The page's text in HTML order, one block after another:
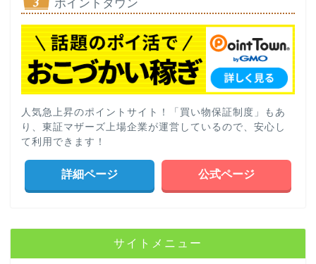
ポイントタウン
人気急上昇のポイントサイト！「買い物保証制度」もあ
り、東証マザーズ上場企業が運営しているので、安心し
て利用できます！
詳細ページ 公式ページ
サイトメニュー